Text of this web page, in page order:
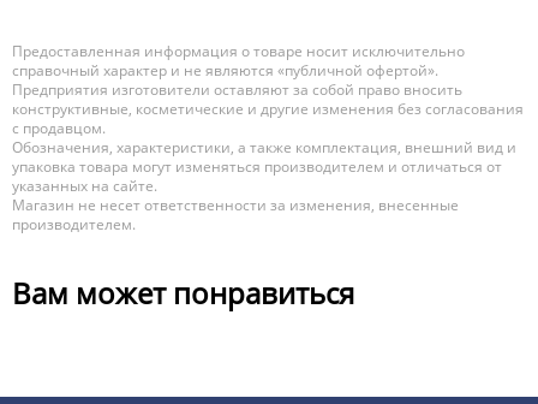
Предоставленная информация о товаре носит исключительно
справочный характер и не являются «публичной офертой».
Предприятия изготовители оставляют за собой право вносить
конструктивные, косметические и другие изменения без согласования
с продавцом.
Обозначения, характеристики, а также комплектация, внешний вид и
упаковка товара могут изменяться производителем и отличаться от
указанных на сайте.
Магазин не несет ответственности за изменения, внесенные
производителем.
Вам может понравиться